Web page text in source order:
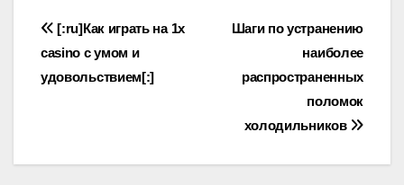
Навигация
по
Шаги по устранению
наиболее
распространенных
поломок
холодильников
[:ru]Как играть на 1x
casino с умом и
удовольствием[:]